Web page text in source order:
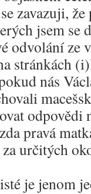
zavazuji,
jsem se
odvolání ze
stránkách
nás
odpovědi
pravá
určitých
je jenom